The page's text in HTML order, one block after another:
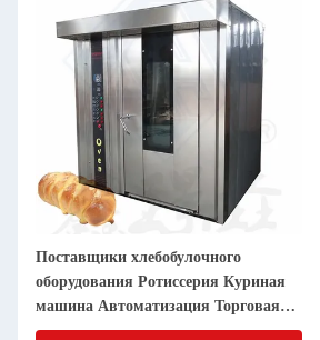
Поставщики хлебобулочного
оборудования Ротиссерия Куриная
машина Автоматизация Торговая
пекарня Ротационная печь